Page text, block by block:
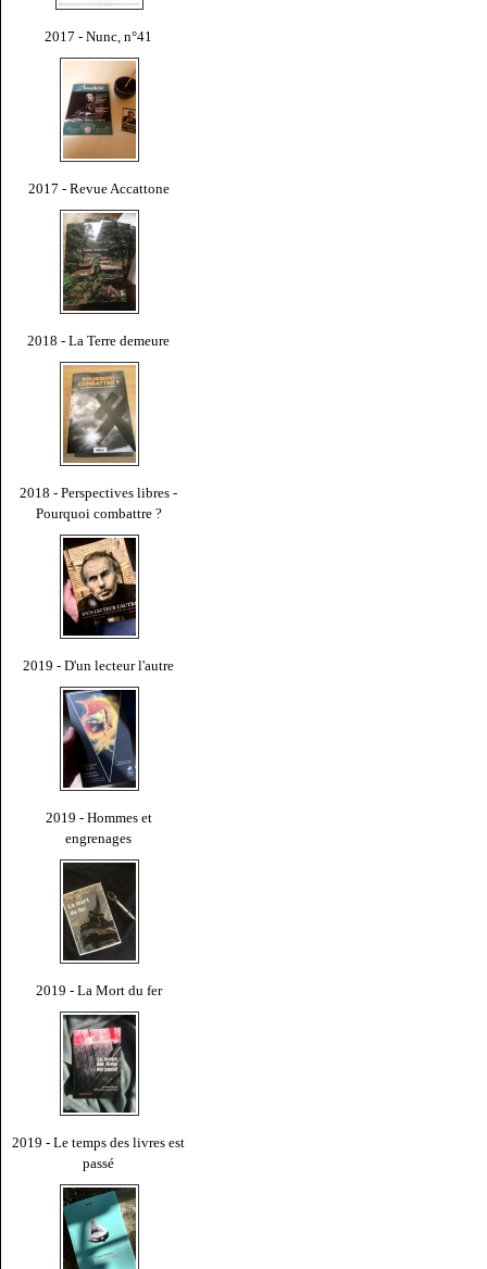
2017 - Nunc, n°41
2017 - Revue Accattone
2018 - La Terre demeure
2018 - Perspectives libres -
Pourquoi combattre ?
2019 - D'un lecteur l'autre
2019 - Hommes et
engrenages
2019 - La Mort du fer
2019 - Le temps des livres est
passé